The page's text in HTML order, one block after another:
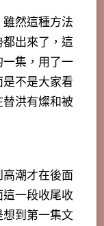
然這種方法
出來了，這
集，用了一
不是大家看
洪有燦和被
潮才在後面
一段收尾收
到第一集文